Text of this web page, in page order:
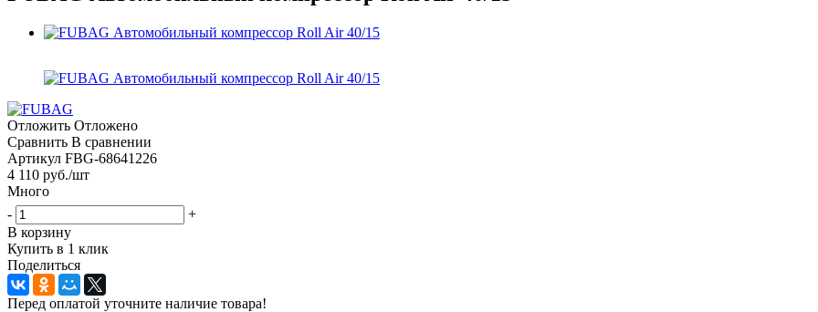
Отложить Отложено
Сравнить В сравнении
Артикул FBG-68641226
4 110 руб./шт
Много
-
+
В корзину
Купить в 1 клик
Поделиться
Перед оплатой уточните наличие товара!